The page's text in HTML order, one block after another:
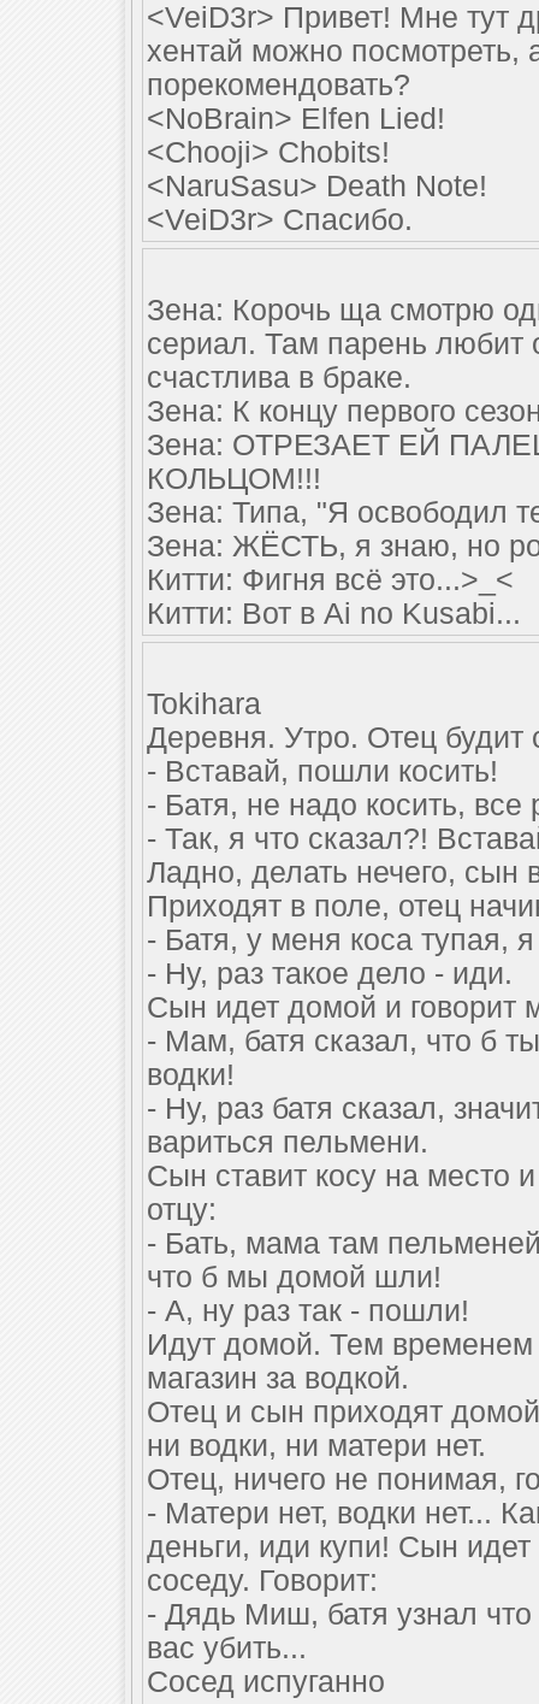
<VeiD3r> Привет! Мне тут
хентай можно посмотреть,
порекомендовать?
<NoBrain> Elfen Lied!
<Chooji> Chobits!
<NaruSasu> Death Note!
<VeiD3r> Спасибо.
Зена: Корочь ща смотрю
сериал. Там парень любит
счастлива в браке.
Зена: К концу первого
Зена: ОТРЕЗАЕТ ЕЙ
КОЛЬЦОМ!!!
Зена: Типа, "Я освободил
Зена: ЖЁСТЬ, я знаю, но
Китти: Фигня всё это...>_<
Китти: Вот в Ai no Kusabi...
Tokihara
Деревня. Утро. Отец будит
- Вставай, пошли косить!
- Батя, не надо косить, все
- Так, я что сказал?!
Ладно, делать нечего, сын
Приходят в поле, отец
- Батя, у меня коса тупая,
- Ну, раз такое дело - иди.
Сын идет домой и говорит
- Мам, батя сказал, что б
водки!
- Ну, раз батя сказал,
вариться пельмени.
Сын ставит косу на место
отцу:
- Бать, мама там
что б мы домой шли!
- А, ну раз так - пошли!
Идут домой. Тем
магазин за водкой.
Отец и сын приходят
ни водки, ни матери нет.
Отец, ничего не понимая,
- Матери нет, водки нет...
деньги, иди купи! Сын идет
соседу. Говорит:
- Дядь Миш, батя узнал
вас убить...
Сосед испуганно